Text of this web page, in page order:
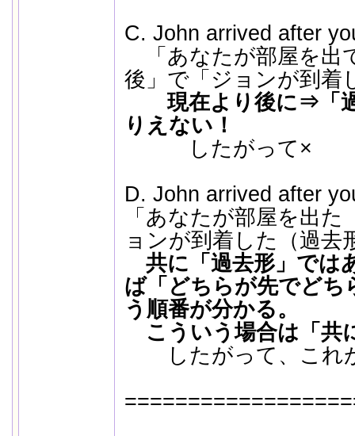
C. John arrived after
「あなたが部屋を出
後」で「ジョンが到着
現在より後に⇒「
りえない！
したがって×
D. John arrived after
「あなたが部屋を出
ョンが到着した（過去
共に「過去形」では
ば「どちらが先でどち
う順番が分かる。
こういう場合は「共
したがって、これ